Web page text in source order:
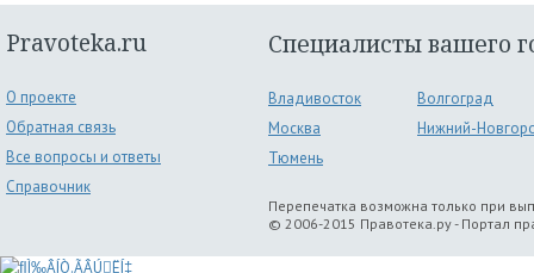
Pravoteka.ru
О проекте
Обратная связь
Все вопросы и ответы
Справочник
Специалисты вашего
Владивосток
Волгоград
Москва
Нижний-
Тюмень
Перепечатка возможна только при
© 2006-2015 Правотека.ру - Портал